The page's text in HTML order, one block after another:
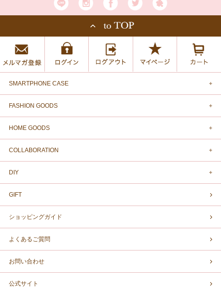
SMARTPHONE CASE
FASHION GOODS
HOME GOODS
COLLABORATION
DIY
GIFT
ショッピングガイド
よくあるご質問
お問い合わせ
公式サイト